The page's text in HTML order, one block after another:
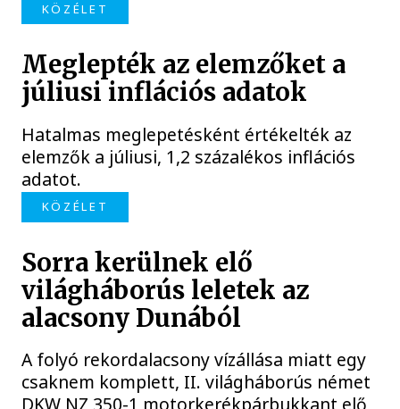
KÖZÉLET
Meglepték az elemzőket a
júliusi inflációs adatok
Hatalmas meglepetésként értékelték az
elemzők a júliusi, 1,2 százalékos inflációs
adatot.
KÖZÉLET
Sorra kerülnek elő
világháborús leletek az
alacsony Dunából
A folyó rekordalacsony vízállása miatt egy
csaknem komplett, II. világháborús német
DKW NZ 350-1 motorkerékpárbukkant elő